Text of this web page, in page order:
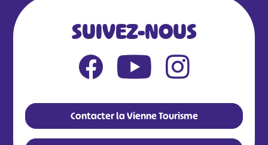
SUIVEZ-NOUS
Contacter la Vienne Tourisme